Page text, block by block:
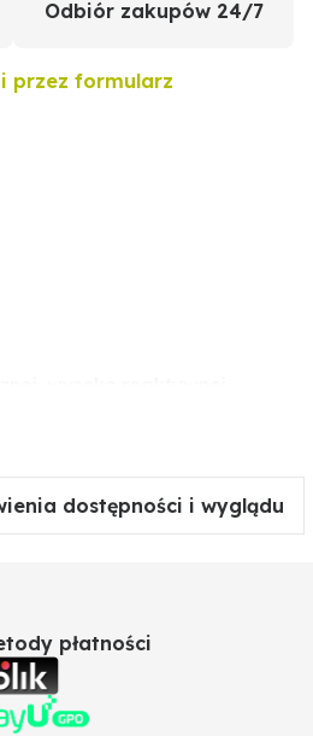
Odbiór zakupów 24/7
przez formularz
jako wypełniacz
Podłoża takie
dostępności i wyglądu
płatności